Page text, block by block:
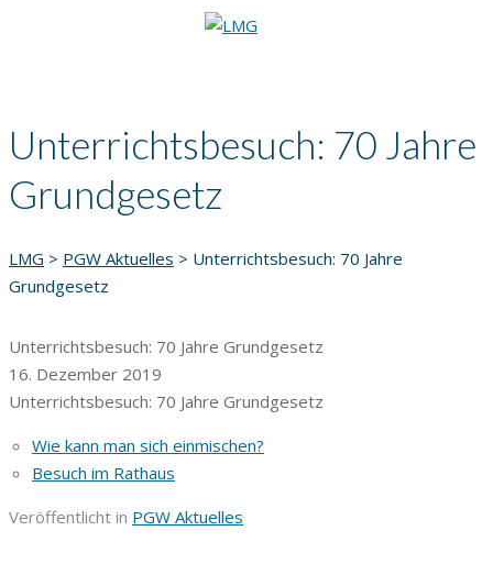
Unterrichtsbesuch: 70 Jahre
Grundgesetz
LMG > PGW Aktuelles > Unterrichtsbesuch: 70 Jahre
Grundgesetz
Unterrichtsbesuch: 70 Jahre Grundgesetz
16. Dezember 2019
Unterrichtsbesuch: 70 Jahre Grundgesetz
Wie kann man sich einmischen?
Besuch im Rathaus
Veröffentlicht in PGW Aktuelles